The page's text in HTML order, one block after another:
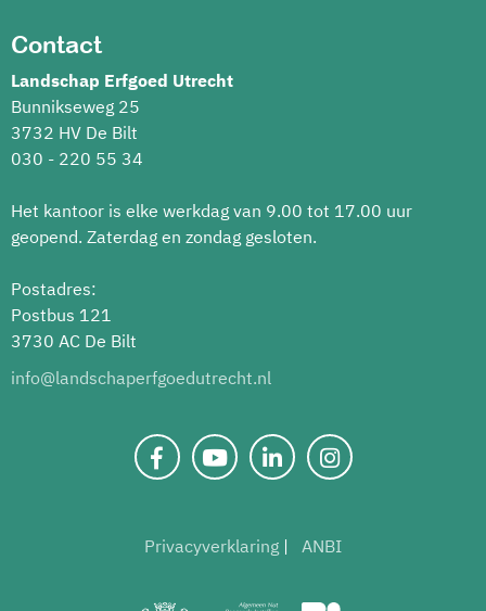
Contact
Landschap Erfgoed Utrecht
Bunnikseweg 25
3732 HV De Bilt
030 - 220 55 34
Het kantoor is elke werkdag van 9.00 tot 17.00 uur
geopend. Zaterdag en zondag gesloten.
Postadres:
Postbus 121
3730 AC De Bilt
info@landschaperfgoedutrecht.nl
Privacyverklaring ANBI